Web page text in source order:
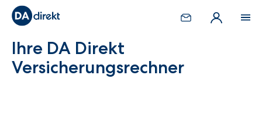
Ihre DA Direkt
Versicherungsrechner